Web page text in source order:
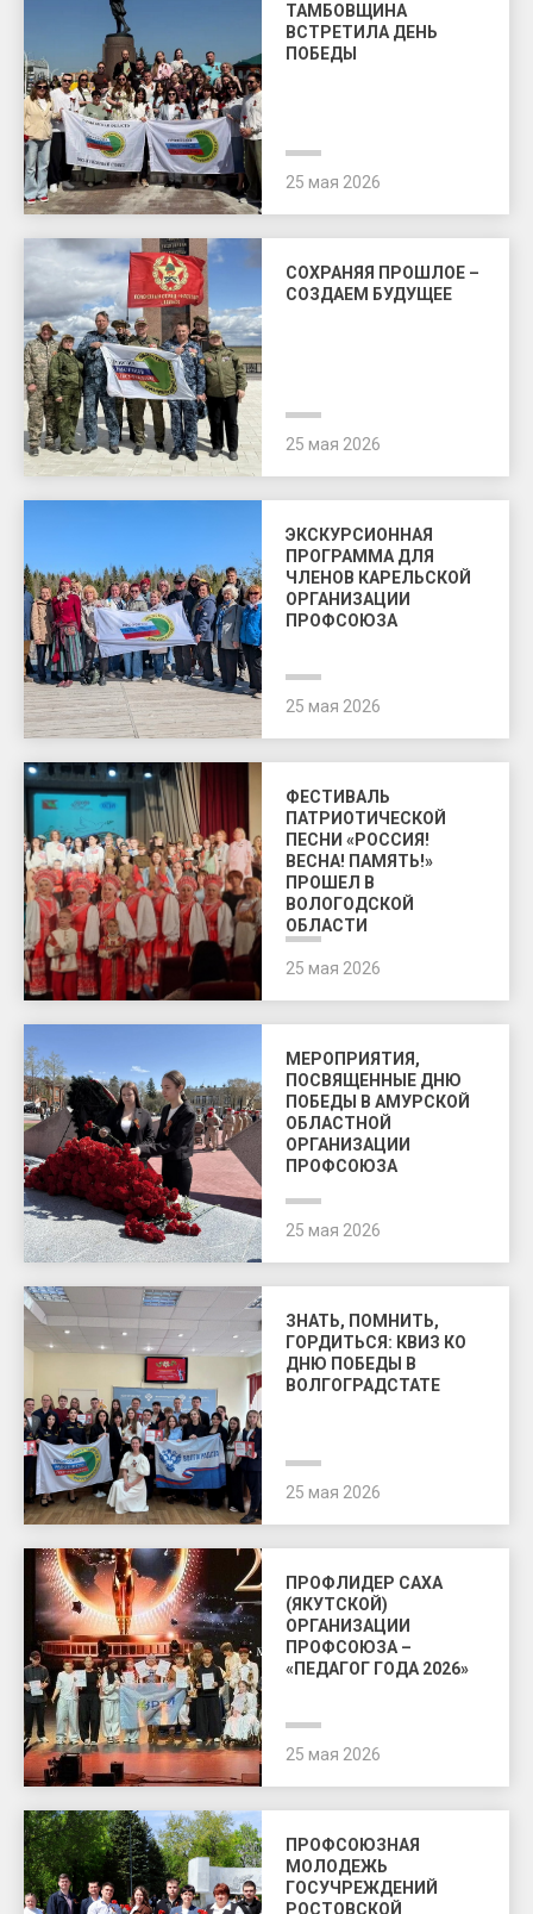
ТАМБОВЩИНА
ВСТРЕТИЛА ДЕНЬ
ПОБЕДЫ
25 мая 2026
СОХРАНЯЯ ПРОШЛОЕ –
СОЗДАЕМ БУДУЩЕЕ
25 мая 2026
ЭКСКУРСИОННАЯ
ПРОГРАММА ДЛЯ
ЧЛЕНОВ КАРЕЛЬСКОЙ
ОРГАНИЗАЦИИ
ПРОФСОЮЗА
25 мая 2026
ФЕСТИВАЛЬ
ПАТРИОТИЧЕСКОЙ
ПЕСНИ «РОССИЯ!
ВЕСНА! ПАМЯТЬ!»
ПРОШЕЛ В
ВОЛОГОДСКОЙ
ОБЛАСТИ
25 мая 2026
МЕРОПРИЯТИЯ,
ПОСВЯЩЕННЫЕ ДНЮ
ПОБЕДЫ В АМУРСКОЙ
ОБЛАСТНОЙ
ОРГАНИЗАЦИИ
ПРОФСОЮЗА
25 мая 2026
ЗНАТЬ, ПОМНИТЬ,
ГОРДИТЬСЯ: КВИЗ КО
ДНЮ ПОБЕДЫ В
ВОЛГОГРАДСТАТЕ
25 мая 2026
ПРОФЛИДЕР САХА
(ЯКУТСКОЙ)
ОРГАНИЗАЦИИ
ПРОФСОЮЗА –
«ПЕДАГОГ ГОДА 2026»
25 мая 2026
ПРОФСОЮЗНАЯ
МОЛОДЕЖЬ
ГОСУЧРЕЖДЕНИЙ
РОСТОВСКОЙ